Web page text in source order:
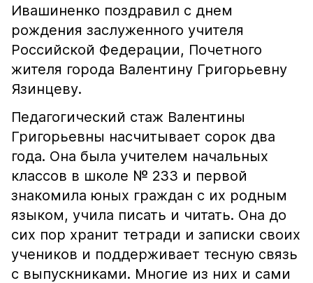
Ивашиненко поздравил с днем
рождения заслуженного учителя
Российской Федерации, Почетного
жителя города Валентину Григорьевну
Язинцеву.
Педагогический стаж Валентины
Григорьевны насчитывает сорок два
года. Она была учителем начальных
классов в школе № 233 и первой
знакомила юных граждан с их родным
языком, учила писать и читать. Она до
сих пор хранит тетради и записки своих
учеников и поддерживает тесную связь
с выпускниками. Многие из них и сами